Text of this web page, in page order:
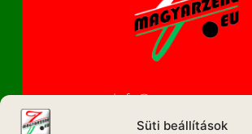
Süti beállítások
info@magyarzene.eu